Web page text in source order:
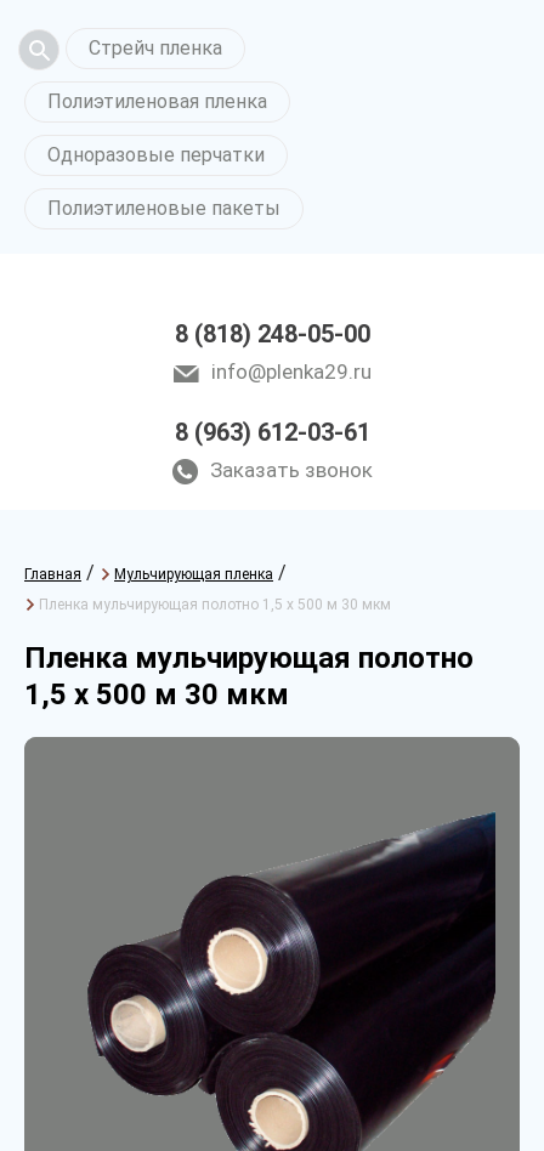
Стрейч пленка
Полиэтиленовая пленка
Одноразовые перчатки
Полиэтиленовые пакеты
8 (818) 248-05-00
info@plenka29.ru
8 (963) 612-03-61
Заказать звонок
Главная / Мульчирующая пленка /
Пленка мульчирующая полотно 1,5 х 500 м 30 мкм
Пленка мульчирующая полотно
1,5 х 500 м 30 мкм